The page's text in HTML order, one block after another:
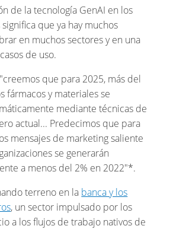
de la tecnología GenAI en los
que ya hay muchos
en muchos sectores y en una
de uso.
que para 2025, más del
fármacos y materiales se
mediante técnicas de
actual... Predecimos que para
mensajes de marketing saliente
se generarán
a menos del 2% en 2022"*.
terreno en la banca y los
, un sector impulsado por los
a los flujos de trabajo nativos de